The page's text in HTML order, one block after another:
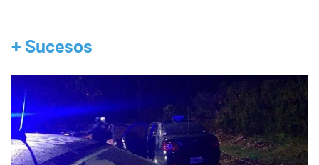
+ Sucesos